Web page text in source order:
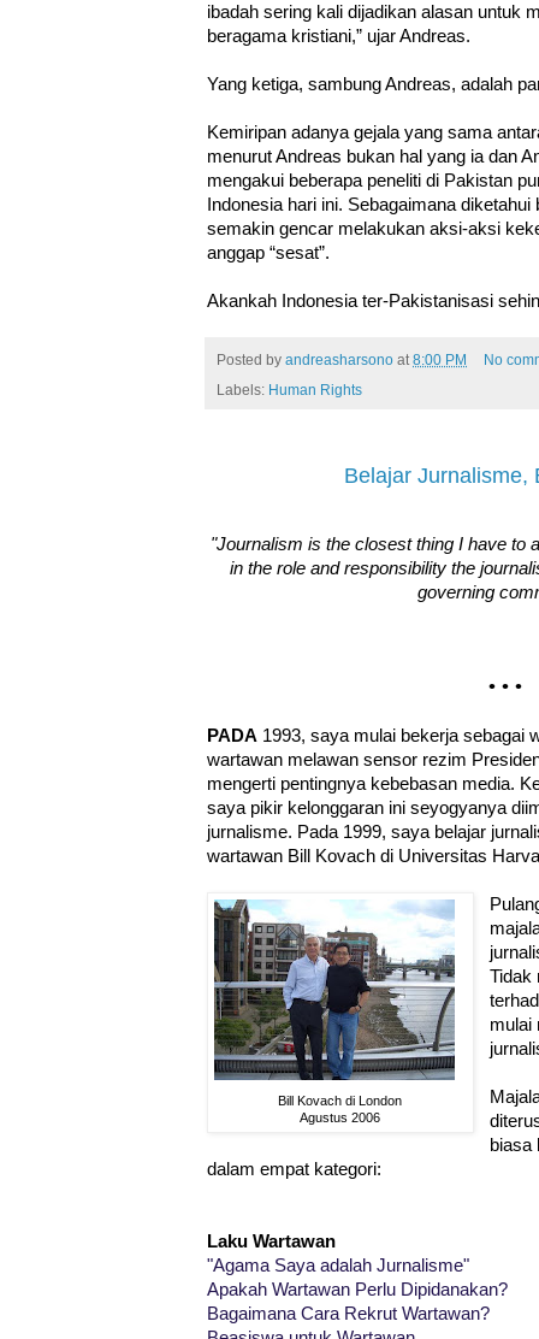
ibadah sering kali dijadikan alasan untuk
beragama kristiani,” ujar Andreas.
Yang ketiga, sambung Andreas, adalah
Kemiripan adanya gejala yang sama
menurut Andreas bukan hal yang ia dan
mengakui beberapa peneliti di Pakistan
Indonesia hari ini. Sebagaimana
semakin gencar melakukan aksi-aksi
anggap “sesat”.
Akankah Indonesia ter-Pakistanisasi
Posted by andreasharsono at8:00 PM
No
Labels: Human Rights
Belajar Jurnalisme,
"Journalism is the closest thing I have to
in the role and responsibility the
governing
• • •
PADA 1993, saya mulai bekerja sebagai
wartawan melawan sensor rezim
mengerti pentingnya kebebasan media.
saya pikir kelonggaran ini seyogyanya
jurnalisme. Pada 1999, saya belajar
wartawan Bill Kovach di Universitas
Bill Kovach di London
Agustus 2006
Tidak
mulai
biasa
dalam empat kategori:
Laku Wartawan
"Agama Saya adalah Jurnalisme"
Apakah Wartawan Perlu Dipidanakan?
Bagaimana Cara Rekrut Wartawan?